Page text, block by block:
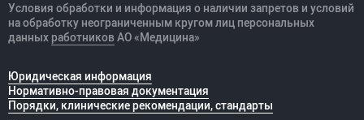
Условия обработки и информация о наличии запретов и условий
на обработку неограниченным кругом лиц персональных
данных работников АО «Медицина»
Юридическая информация
Нормативно-правовая документация
Порядки, клинические рекомендации, стандарты